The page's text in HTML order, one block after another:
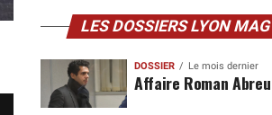
LES DOSSIERS LYON MAG
DOSSIER Le mois dernier
Affaire Roman Abreu